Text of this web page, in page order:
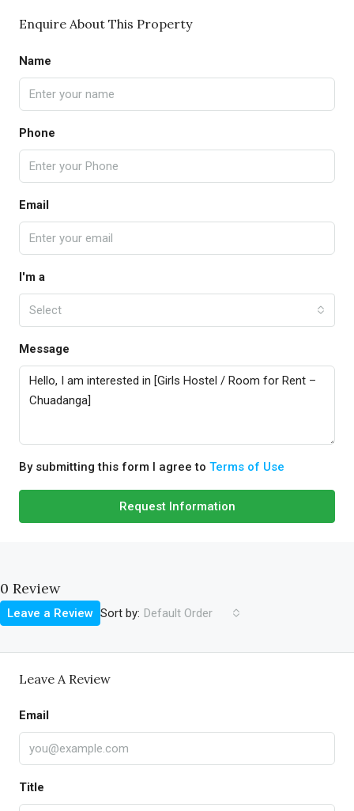
Enquire About This Property
Name
Phone
Email
I'm a
Select
Message
By submitting this form I agree to Terms of Use
Request Information
0 Review
Sort by: Default Order
Leave a Review
Leave A Review
Email
Title